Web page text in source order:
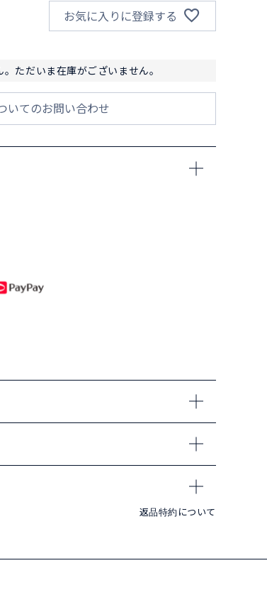
お気に入りに登録する
ただいま在庫がございません。
いてのお問い合わせ
返品特約について